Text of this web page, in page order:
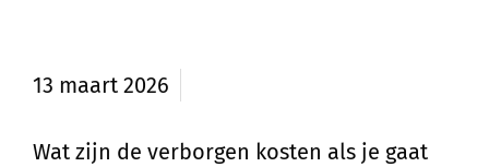
13 maart 2026
Wat zijn de verborgen kosten als je gaat